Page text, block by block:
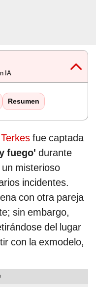
IA
Resumen
fue captada
fuego' durante
misterioso
incidentes.
con otra pareja
sin embargo,
del lugar
con la exmodelo,